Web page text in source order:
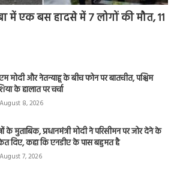
में एक बस हादसे में 7 लोगों की मौत, 11
मोदी और नेतन्याहू के बीच फोन पर बातचीत, पश्चिम
के हालात पर चर्चा
August 8, 2026
के मुताबिक, प्रधानमंत्री मोदी ने परिसीमन पर जोर देने के
दिए, कहा कि एनडीए के पास बहुमत है
August 7, 2026